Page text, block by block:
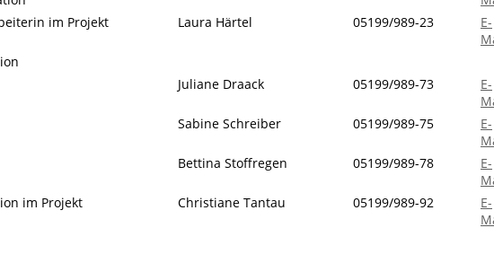
im Projekt
Laura Härtel 05199/989-23
E-
Juliane Draack
05199/989-73
E-
Sabine Schreiber
05199/989-75
E-
Bettina Stoffregen
05199/989-78
E-
im Projekt
Christiane Tantau 05199/989-92
E-